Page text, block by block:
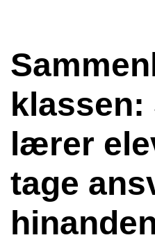
klassen:
lærer
tage